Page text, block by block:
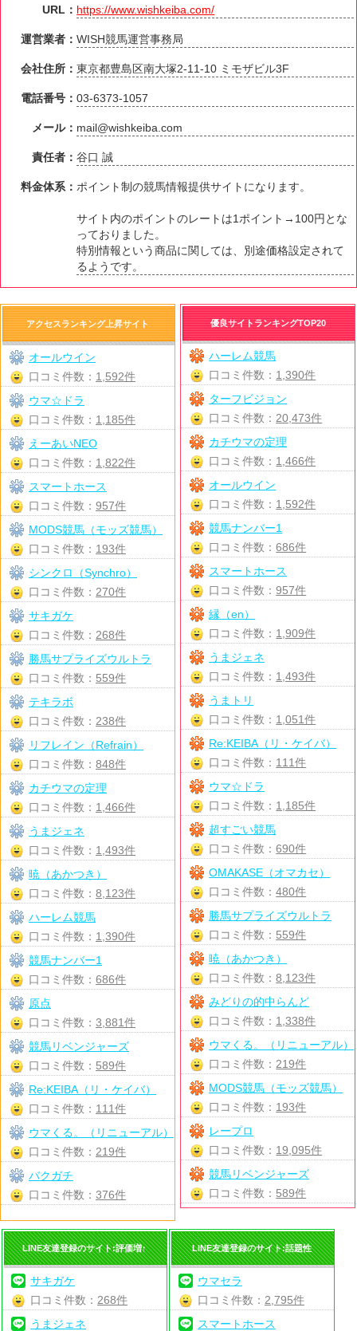
URL： https://www.wishkeiba.com/
運営業者：WISH競馬運営事務局
会社住所：東京都豊島区南大塚2-11-10 ミモザビル3F
電話番号：03-6373-1057
メール： mail@wishkeiba.com
責任者：谷口 誠
料金体系： ポイント制の競馬情報提供サイトになります。
サイト内のポイントのレートは1ポイント→100円とな
っておりました。
特別情報という商品に関しては、別途価格設定されて
るようです。
優良サイトランキングTOP20
ハーレム競馬
口コミ件数： 1,390件
ターフビジョン
口コミ件数： 20,473件
カチウマの定理
口コミ件数： 1,466件
オールウイン
口コミ件数： 1,592件
競馬ナンバー1
口コミ件数：686件
スマートホース
口コミ件数：957件
縁（en）
口コミ件数： 1,909件
うまジェネ
口コミ件数： 1,493件
うまトリ
口コミ件数： 1,051件
Re:KEIBA（リ・ケイバ）
口コミ件数： 111件
ウマ☆ドラ
口コミ件数： 1,185件
超すごい競馬
口コミ件数：690件
OMAKASE（オマカセ）
口コミ件数：480件
勝馬サプライズウルトラ
口コミ件数： 559件
暁（あかつき）
口コミ件数：8,123件
みどりの的中らんど
口コミ件数： 1,338件
ウマくる。（リニューアル）
口コミ件数： 219件
MODS競馬（モッズ競馬）
口コミ件数： 193件
レープロ
口コミ件数： 19,095件
競馬リベンジャーズ
口コミ件数： 589件
アクセスランキング上昇サイト
オールウイン
口コミ件数： 1,592件
ウマ☆ドラ
口コミ件数： 1,185件
えーあいNEO
口コミ件数： 1,822件
スマートホース
口コミ件数： 957件
MODS競馬（モッズ競馬）
口コミ件数： 193件
シンクロ（Synchro）
口コミ件数： 270件
サキガケ
口コミ件数： 268件
勝馬サプライズウルトラ
口コミ件数： 559件
テキラボ
口コミ件数： 238件
リフレイン（Refrain）
口コミ件数： 848件
カチウマの定理
口コミ件数： 1,466件
うまジェネ
口コミ件数： 1,493件
暁（あかつき）
口コミ件数： 8,123件
ハーレム競馬
口コミ件数： 1,390件
競馬ナンバー1
口コミ件数： 686件
原点
口コミ件数： 3,881件
競馬リベンジャーズ
口コミ件数： 589件
Re:KEIBA（リ・ケイバ）
口コミ件数： 111件
ウマくる。（リニューアル）
口コミ件数： 219件
バクガチ
口コミ件数： 376件
LINE友達登録のサイト:評価増↑
サキガケ
口コミ件数： 268件
うまジェネ
LINE友達登録のサイト:話題性
ウマセラ
口コミ件数： 2,795件
スマートホース